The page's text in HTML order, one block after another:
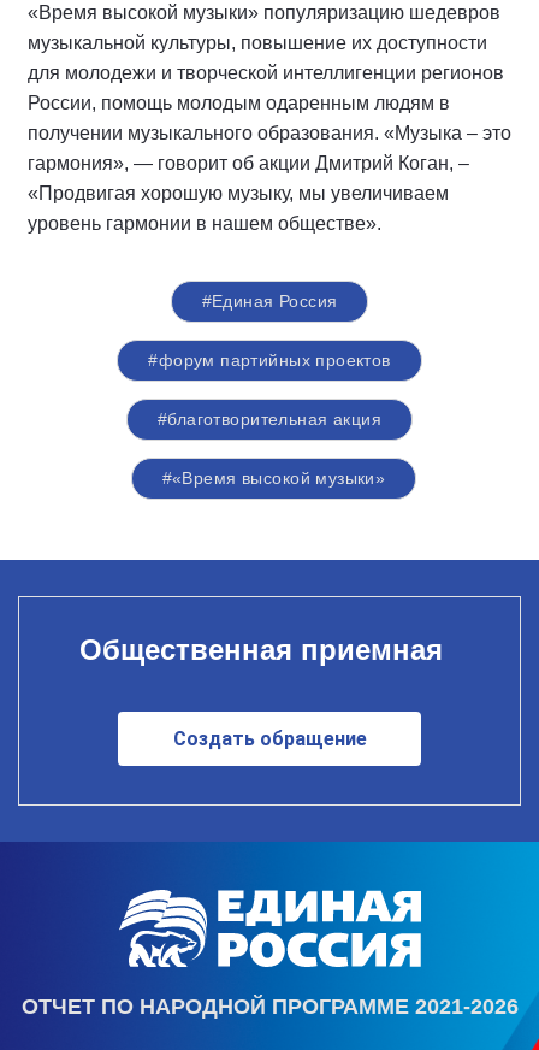
«Время высокой музыки» популяризацию шедевров
музыкальной культуры, повышение их доступности
для молодежи и творческой интеллигенции регионов
России, помощь молодым одаренным людям в
получении музыкального образования. «Музыка – это
гармония», — говорит об акции Дмитрий Коган, –
«Продвигая хорошую музыку, мы увеличиваем
уровень гармонии в нашем обществе».
#Единая Россия
#форум партийных проектов
#благотворительная акция
#«Время высокой музыки»
Общественная приемная
Создать обращение
ОТЧЕТ ПО НАРОДНОЙ ПРОГРАММЕ 2021-2026